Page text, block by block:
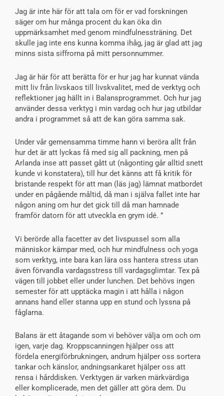
Jag är inte här för att tala om för er vad forskningen
säger om hur många procent du kan öka din
uppmärksamhet med genom mindfulnessträning. Det
skulle jag inte ens kunna komma ihåg, jag är glad att jag
minns sista siffrorna på mitt personnummer.
Jag är här för att berätta för er hur jag har kunnat vända
mitt liv från livskaos till livskvalitet, med de verktyg och
reflektioner jag hällt in i Balansprogrammet. Och hur jag
använder dessa verktyg i min vardag och hur jag utbildar
andra i programmet så att de kan göra samma sak.
Under vår gemensamma timme hann vi beröra allt från
hur det är att lyckas få med sig all packning, men på
Arlanda inse att passet gått ut (någonting går alltid snett
kunde vi konstatera), till hur det känns att få kritik för
bristande respekt för att man (läs jag) lämnat matbordet
under en pågående måltid, då man i själva fallet inte har
någon aning om hur det gick till då man hamnade
framför datorn för att utveckla en grym idé. ”
Vi berörde alla facetter av det livspussel som alla
människor kämpar med, och hur mindfulness och yoga
som verktyg, inte bara kan lära oss hantera stress utan
även förvandla vardagsstress till vardagsglimtar. Tex på
vägen till jobbet eller under lunchen. Det behövs ingen
semester för att upptäcka magin i att hålla i någon
annans hand eller stanna upp en stund och lyssna på
fåglarna.
Balans är ett åtagande som vi behöver välja om och om
igen, varje dag. Kroppscanningen hjälper oss att
fördela energiförbrukningen, andrum hjälper oss sortera
tankar och känslor, andningsankaret hjälper oss att
rensa i hårddisken. Verktygen är varken märkvärdiga
eller komplicerade, men det gäller att göra dem. Du